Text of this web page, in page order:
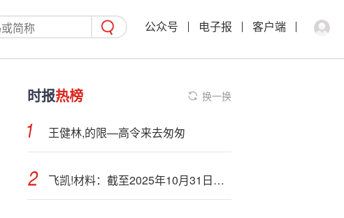
公众号 电子报 客户端
时报热榜 换一换
王健林,的限—高令来去匆匆
飞凯!材料：截至2025年10月31日股东人数为67204户